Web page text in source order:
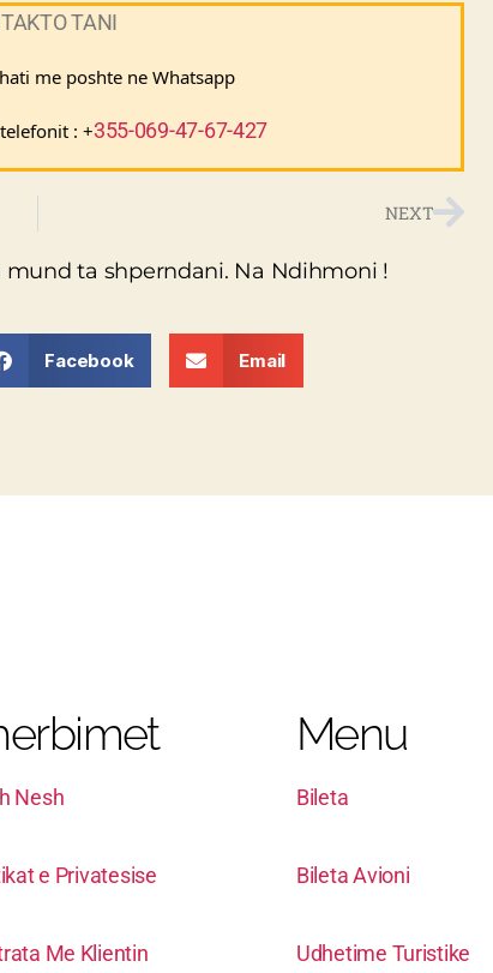
TANI
me poshte ne Whatsapp
: +355-069-47-67-427
NEXT
ta shperndani. Na Ndihmoni !
Facebook Email
Nesh
e Privatesise
Me Klientin
Menu
Bileta
Bileta Avioni
Udhetime Turistike